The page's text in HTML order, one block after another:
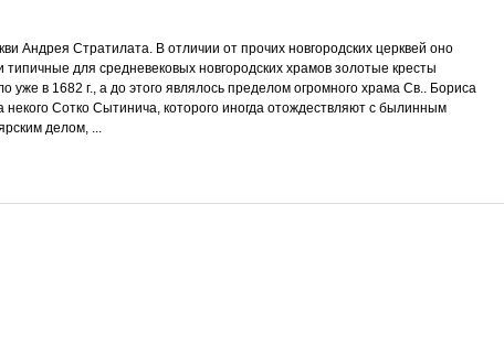
Андрея Стратилата. В отличии от прочих новгородских церквей оно
для средневековых новгородских храмов золотые кресты
в 1682 г., а до этого являлось пределом огромного храма Св.. Бориса
Сотко Сытинича, которого иногда отождествляют с былинным
делом, ...